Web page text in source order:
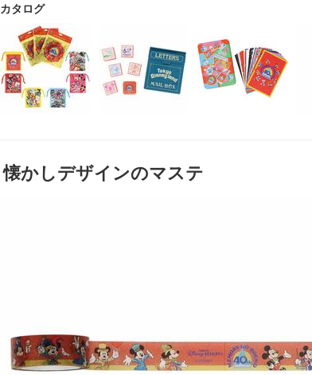
カタログ
懐かしデザインのマステ